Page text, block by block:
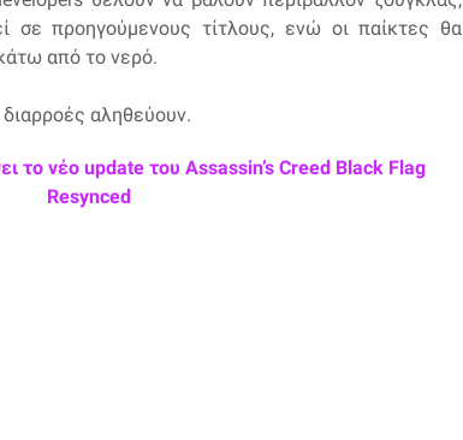
σε προηγούμενους τίτλους, ενώ οι παίκτες θα
από το νερό.
αληθεύουν.
το νέο update του Assassin’s Creed Black Flag
Resynced